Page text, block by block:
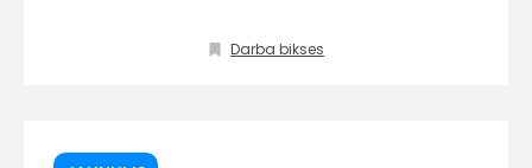
Darba bikses